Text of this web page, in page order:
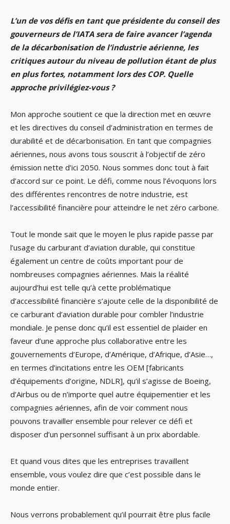
L’un de vos défis en tant que présidente du conseil des
gouverneurs de l’IATA sera de faire avancer l’agenda
de la décarbonisation de l’industrie aérienne, les
critiques autour du niveau de pollution étant de plus
en plus fortes, notamment lors des COP. Quelle
approche privilégiez-vous ?
Mon approche soutient ce que la direction met en œuvre
et les directives du conseil d’administration en termes de
durabilité et de décarbonisation. En tant que compagnies
aériennes, nous avons tous souscrit à l’objectif de zéro
émission nette d’ici 2050. Nous sommes donc tout à fait
d’accord sur ce point. Le défi, comme nous l’évoquons lors
des différentes rencontres de notre industrie, est
l’accessibilité financière pour atteindre le net zéro carbone.
Tout le monde sait que le moyen le plus rapide passe par
l’usage du carburant d’aviation durable, qui constitue
également un centre de coûts important pour de
nombreuses compagnies aériennes. Mais la réalité
aujourd’hui est telle qu’à cette problématique
d’accessibilité financière s’ajoute celle de la disponibilité de
ce carburant d’aviation durable pour combler l’industrie
mondiale. Je pense donc qu’il est essentiel de plaider en
faveur d’une approche plus collaborative entre les
gouvernements d’Europe, d’Amérique, d’Afrique, d’Asie…,
en termes d’incitations entre les OEM [fabricants
d’équipements d’origine, NDLR], qu’il s’agisse de Boeing,
d’Airbus ou de n’importe quel autre équipementier et les
compagnies aériennes, afin de voir comment nous
pouvons travailler ensemble pour relever ce défi et
disposer d’un personnel suffisant à un prix abordable.
Et quand vous dites que les entreprises travaillent
ensemble, vous voulez dire que c’est possible dans le
monde entier.
Nous verrons probablement qu’il pourrait être plus facile